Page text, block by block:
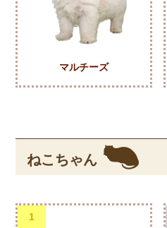
マルチーズ
ねこちゃん
1